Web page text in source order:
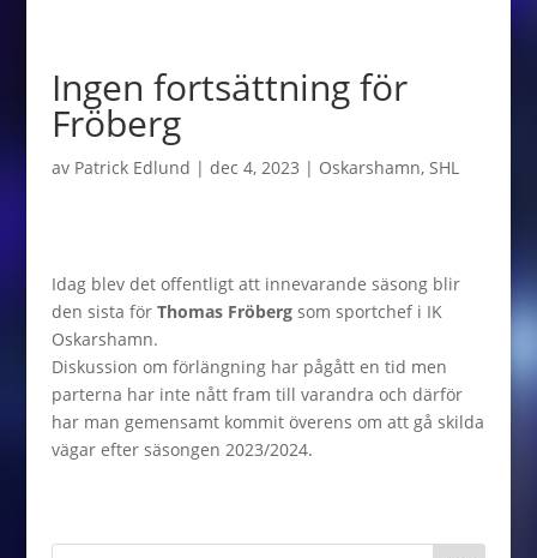
Ingen fortsättning för
Fröberg
av Patrick Edlund | dec 4, 2023 | Oskarshamn, SHL
Idag blev det offentligt att innevarande säsong blir
den sista för Thomas Fröbergsom sportchef i IK
Oskarshamn.
Diskussion om förlängning har pågått en tid men
parterna har inte nått fram till varandra och därför
har man gemensamt kommit överens om att gå skilda
vägar efter säsongen 2023/2024.